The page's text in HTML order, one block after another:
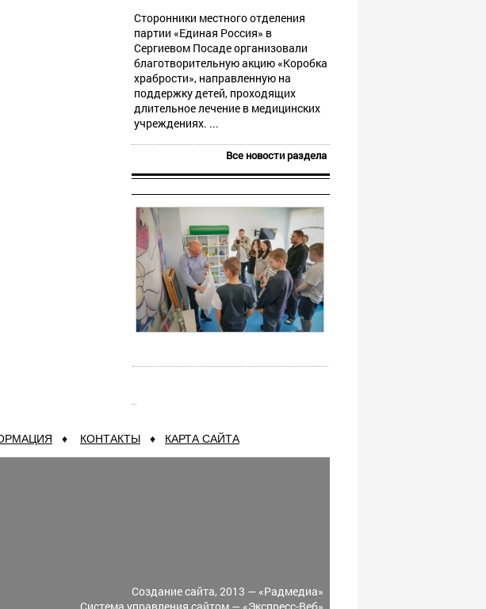
Сторонники местного отделения
партии «Единая Россия» в
Сергиевом Посаде организовали
благотворительную акцию «Коробка
храбрости», направленную на
поддержку детей, проходящих
длительное лечение в медицинских
учреждениях. ...
Все новости раздела
♦ КОНТАКТЫ ♦ КАРТА САЙТА
Создание сайта, 2013 — «Радмедиа»